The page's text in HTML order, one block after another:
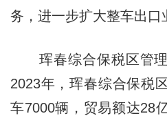
务，进一步扩大整车出口
珲春综合保税区管理
2023年，珲春综合保税
车7000辆，贸易额达28